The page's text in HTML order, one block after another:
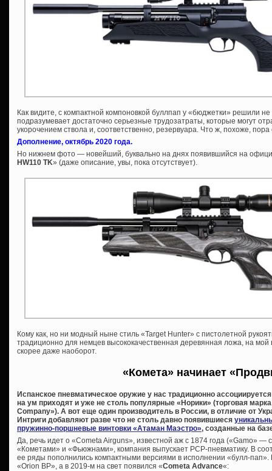
Как видите, с компактной компоновкой буллпап у «бюджетки» решили
подразумевает достаточно серьезные трудозатраты, которые могут
укорочением ствола и, соответственно, резервуара. Что ж, похоже,
Дополнение, октябрь 2020 года.
Но нижнем фото — новейший, буквально на днях появившийся на
HW110 TK» (даже описание, увы, пока отсутствует).
Кому как, но ни модный ныне стиль «Target Hunter» с пистолетной
традиционно для немцев высококачественная деревянная ложа, на мой
скорее даже наоборот.
«Комета» начинает
Испанское пневматическое оружие у нас традиционно
на ум приходят и уже не столь популярные «Норики» (торговая
Company»). А вот еще один производитель в России, в отличие от
Интриги добавляют разве что не столь давно появившиеся
пружинно-поршневые винтовки «Атаман Маэстро», созданные на
Да, речь идет о «Cometa Airguns», известной аж с 1874 года («Gamo» —
«Кометами» и «Фьюжнами», компания выпускает PCP-пневматику. В
ее ряды пополнились компактными версиями в исполнении «булл-
«Orion BP», а в 2019-м на свет появился «Cometa Advance«: